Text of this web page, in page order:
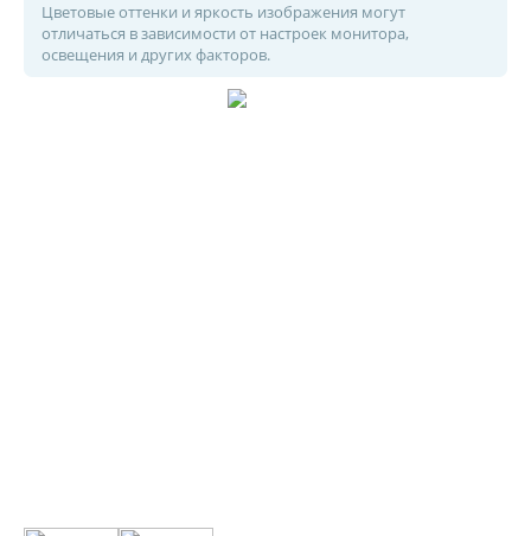
Цветовые оттенки и яркость изображения могут
отличаться в зависимости от настроек монитора,
освещения и других факторов.